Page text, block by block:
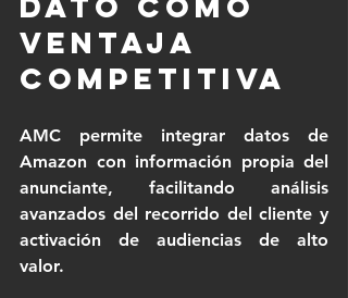
ventaja
competitiva
AMC permite integrar datos de
Amazon con información propia del
anunciante, facilitando análisis
avanzados del recorrido del cliente y
activación de audiencias de alto
valor.